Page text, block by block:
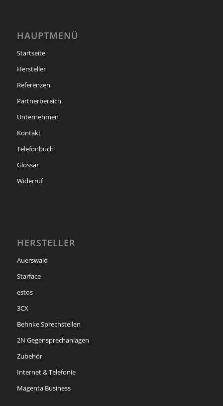
HAUPTMENÜ
Startseite
Hersteller
Referenzen
Partnerbereich
Unternehmen
Kontakt
Telefonbuch
Glossar
Widerruf
HERSTELLER
Auerswald
Starface
estos
3CX
Behnke Sprechstellen
2N Gegensprechanlagen
Zubehör
Internet & Telefonie
Magenta Business